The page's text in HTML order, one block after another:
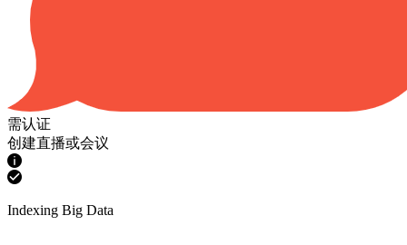
需认证
创建直播或会议
Indexing Big Data